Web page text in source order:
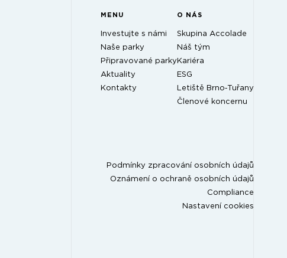
MENU
Investujte s námi
Naše parky
Připravované parky
Aktuality
Kontakty
O NÁS
Skupina Accolade
Náš tým
Kariéra
ESG
Letiště Brno‑Tuřany
Členové koncernu
Podmínky zpracování osobních údajů
Oznámení o ochraně osobních údajů
Compliance
Nastavení cookies